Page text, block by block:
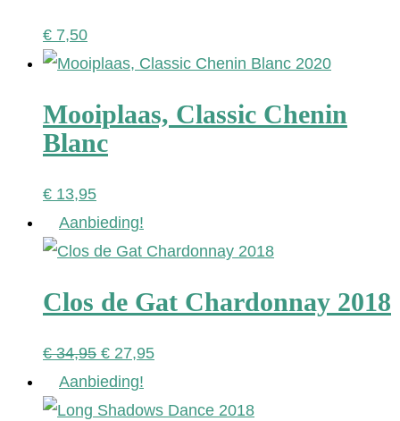
€ 7,50
Mooiplaas, Classic Chenin
Blanc
€ 13,95
Aanbieding!
Clos de Gat Chardonnay 2018
€34,95 Oorspronkelijke
prijs
was:
€ 27,95Huidige
is:
Aanbieding!